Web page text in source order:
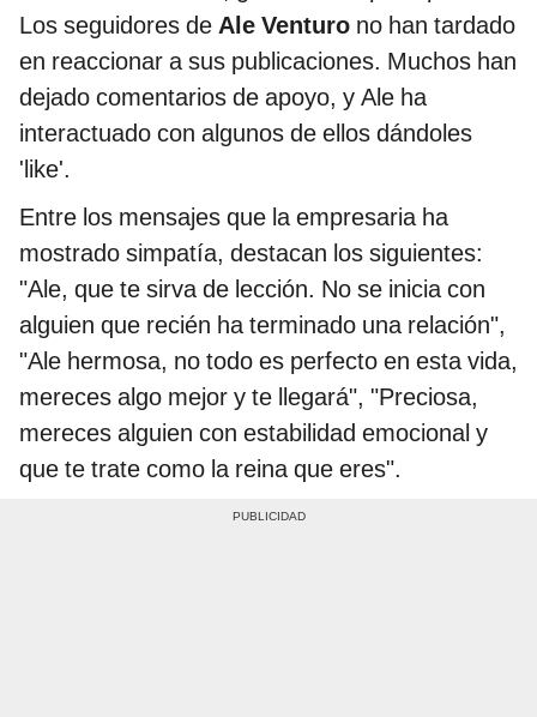
Los seguidores de Ale Venturo no han tardado
en reaccionar a sus publicaciones. Muchos han
dejado comentarios de apoyo, y Ale ha
interactuado con algunos de ellos dándoles
'like'.
Entre los mensajes que la empresaria ha
mostrado simpatía, destacan los siguientes:
"Ale, que te sirva de lección. No se inicia con
alguien que recién ha terminado una relación",
"Ale hermosa, no todo es perfecto en esta vida,
mereces algo mejor y te llegará", "Preciosa,
mereces alguien con estabilidad emocional y
que te trate como la reina que eres".